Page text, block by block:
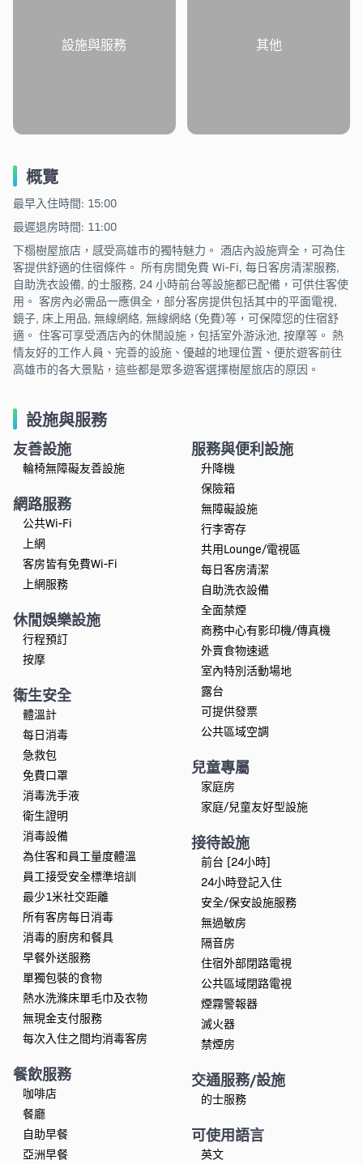
設施與服務 其他
概覽
最早入住時間: 15:00
最遲退房時間: 11:00
下榻樹屋旅店，感受高雄市的獨特魅力。 酒店內設施齊全，可為住
客提供舒適的住宿條件。 所有房間免費 Wi-Fi, 每日客房清潔服務,
自助洗衣設備, 的士服務, 24 小時前台等設施都已配備，可供住客使
用。 客房內必需品一應俱全，部分客房提供包括其中的平面電視,
鏡子, 床上用品, 無線網絡, 無線網絡 (免費)等，可保障您的住宿舒
適。 住客可享受酒店內的休閒設施，包括室外游泳池, 按摩等。 熱
情友好的工作人員、完善的設施、優越的地理位置、便於遊客前往
高雄市的各大景點，這些都是眾多遊客選擇樹屋旅店的原因。
設施與服務
友善設施
輪椅無障礙友善設施
網路服務
公共Wi-Fi
上網
客房皆有免費Wi-Fi
上網服務
休閒娛樂設施
行程預訂
按摩
衛生安全
體溫計
每日消毒
急救包
免費口罩
消毒洗手液
衛生證明
消毒設備
為住客和員工量度體溫
員工接受安全標準培訓
最少1米社交距離
所有客房每日消毒
消毒的廚房和餐具
早餐外送服務
單獨包裝的食物
熱水洗滌床單毛巾及衣物
無現金支付服務
每次入住之間均消毒客房
餐飲服務
咖啡店
餐廳
自助早餐
亞洲早餐
服務與便利設施
升降機
保險箱
無障礙設施
行李寄存
共用Lounge/電視區
每日客房清潔
自助洗衣設備
全面禁煙
商務中心有影印機/傳真機
外賣食物速遞
室內特別活動場地
露台
可提供發票
公共區域空調
兒童專屬
家庭房
家庭/兒童友好型設施
接待設施
前台 [24小時]
24小時登記入住
安全/保安設施服務
無過敏房
隔音房
住宿外部閉路電視
公共區域閉路電視
煙霧警報器
滅火器
禁煙房
交通服務/設施
的士服務
可使用語言
英文